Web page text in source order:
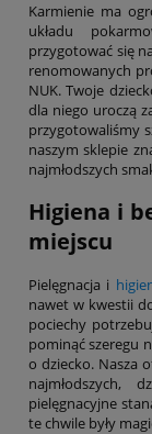
Karmienie ma
układu
przygotować się
renomowanych
NUK. Twoje
dla niego uroczą
przygotowaliśmy
naszym sklepie
najmłodszych
Higiena i
miejscu
Pielęgnacja i
nawet w kwestii
pociechy
pominąć szeregu
o dziecko. Nasza
najmłodszych,
pielęgnacyjne
te chwile były